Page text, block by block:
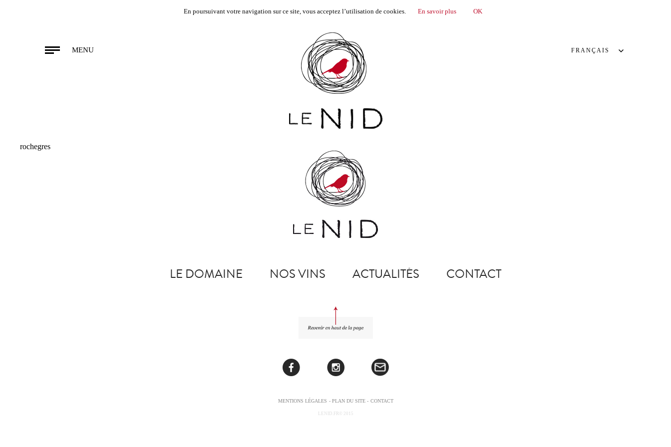
MENU FRANÇAIS
rochegres
En poursuivant votre navigation sur ce site, vous acceptez l’utilisation de cookies. En savoir plus OK
LE DOMAINE NOS VINS ACTUALITÉS CONTACT
MENTIONS LÉGALES - PLAN DU SITE - CONTACT
LENID.FR© 2015